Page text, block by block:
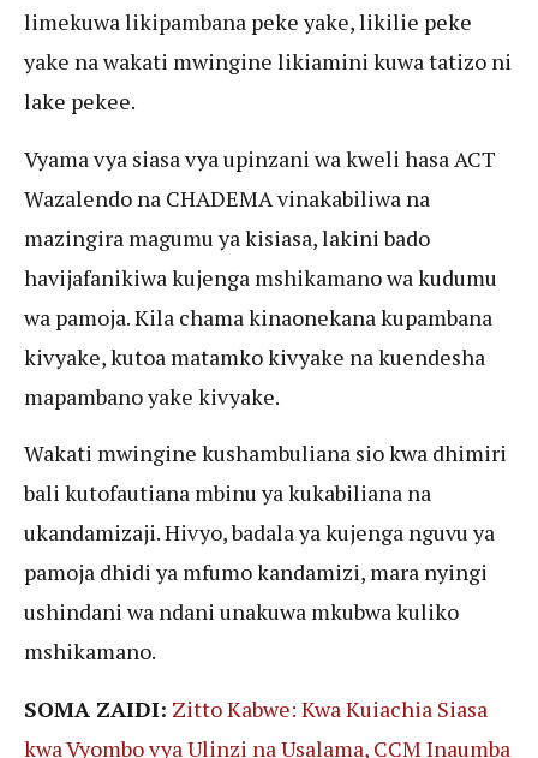
limekuwa likipambana peke yake, likilie peke
yake na wakati mwingine likiamini kuwa tatizo ni
lake pekee.
Vyama vya siasa vya upinzani wa kweli hasa ACT
Wazalendo na CHADEMA vinakabiliwa na
mazingira magumu ya kisiasa, lakini bado
havijafanikiwa kujenga mshikamano wa kudumu
wa pamoja. Kila chama kinaonekana kupambana
kivyake, kutoa matamko kivyake na kuendesha
mapambano yake kivyake.
Wakati mwingine kushambuliana sio kwa dhimiri
bali kutofautiana mbinu ya kukabiliana na
ukandamizaji. Hivyo, badala ya kujenga nguvu ya
pamoja dhidi ya mfumo kandamizi, mara nyingi
ushindani wa ndani unakuwa mkubwa kuliko
mshikamano.
SOMA ZAIDI: Zitto Kabwe: Kwa Kuiachia Siasa
kwa Vyombo vya Ulinzi na Usalama, CCM Inaumba